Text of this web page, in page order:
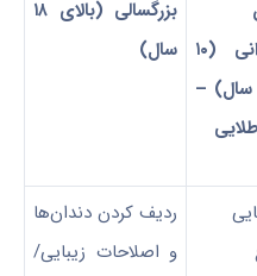
(۱۰
سال) –
بزرگسالی (بالای۱۸
سال)
ردیف کردن دندان‌ها
و اصلاحات زیبایی/